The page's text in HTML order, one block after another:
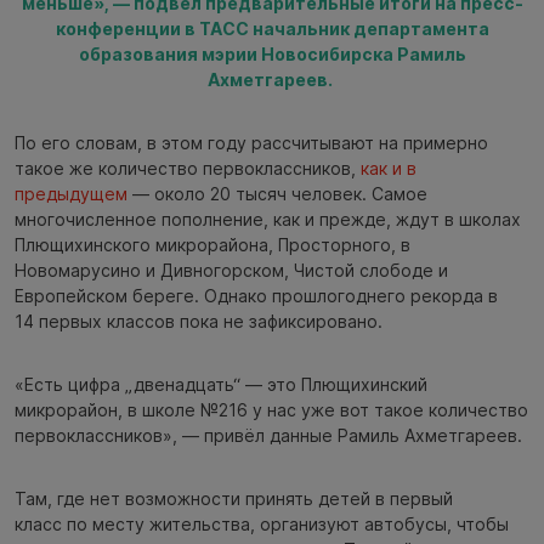
конференции в ТАСС начальник департамента
образования мэрии Новосибирска Рамиль
Ахметгареев.
По его словам, в этом году рассчитывают на примерно
такое же количество первоклассников, как и в
предыдущем — около 20 тысяч человек. Самое
многочисленное пополнение, как и прежде, ждут в школах
Плющихинского микрорайона, Просторного, в
Новомарусино и Дивногорском, Чистой слободе и
Европейском береге. Однако прошлогоднего рекорда в
14 первых классов пока не зафиксировано.
«Есть цифра „двенадцать“ — это Плющихинский
микрорайон, в школе №216 у нас уже вот такое количество
первоклассников», — привёл данные Рамиль Ахметгареев.
Там, где нет возможности принять детей в первый
класс по месту жительства, организуют автобусы, чтобы